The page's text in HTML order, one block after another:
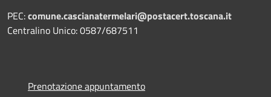
PEC:comune.cascianatermelari@postacert.toscana.it
Centralino Unico: 0587/687511
Prenotazione appuntamento